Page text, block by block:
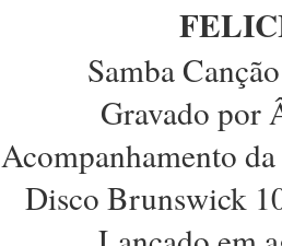
Samba
Gravado por
Acompanhamento
Disco Brunswick